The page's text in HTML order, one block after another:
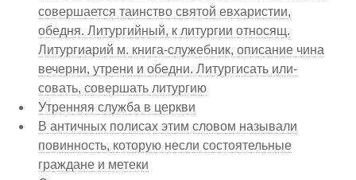
совершается таинство святой евхаристии,
обедня. Литургийный, к литургии относящ.
Литургиарий м. книга-служебник, описание чина
вечерни, утрени и обедни. Литургисать или-
совать, совершать литургию
Утренняя служба в церкви
В античных полисах этим словом называли
повинность, которую несли состоятельные
граждане и метеки